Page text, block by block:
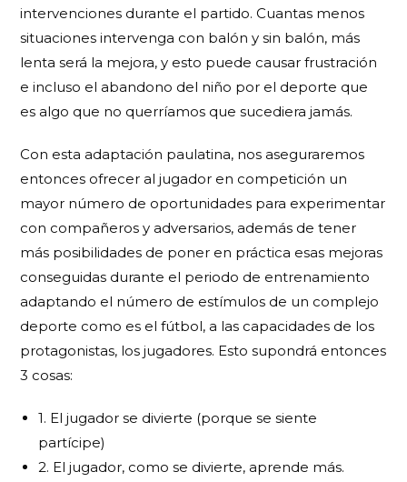
intervenciones durante el partido. Cuantas menos
situaciones intervenga con balón y sin balón, más
lenta será la mejora, y esto puede causar frustración
e incluso el abandono del niño por el deporte que
es algo que no querríamos que sucediera jamás.
Con esta adaptación paulatina, nos aseguraremos
entonces ofrecer al jugador en competición un
mayor número de oportunidades para experimentar
con compañeros y adversarios, además de tener
más posibilidades de poner en práctica esas mejoras
conseguidas durante el periodo de entrenamiento
adaptando el número de estímulos de un complejo
deporte como es el fútbol, a las capacidades de los
protagonistas, los jugadores. Esto supondrá entonces
3 cosas:
1. El jugador se divierte (porque se siente
partícipe)
2. El jugador, como se divierte, aprende más.